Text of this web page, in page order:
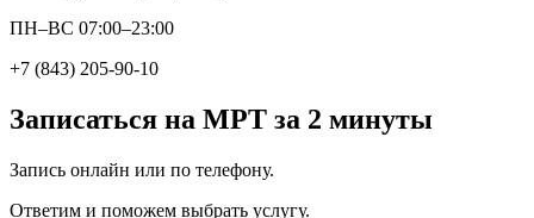
ПН–ВС 07:00–23:00
+7 (843) 205-90-10
Записаться на МРТ за 2 минуты
Запись онлайн или по телефону.
Ответим и поможем выбрать услугу.